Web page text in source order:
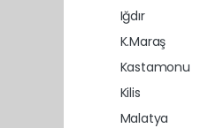
Iğdır
K.Maraş
Kastamonu
Kilis
Malatya